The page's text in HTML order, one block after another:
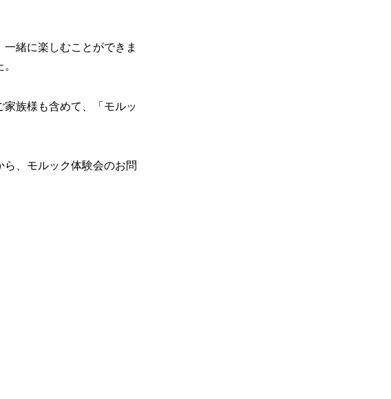
緒に楽しむことができま
族様も含めて、「モルッ
、モルック体験会のお問